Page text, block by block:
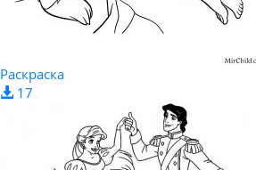
Раскраска
17